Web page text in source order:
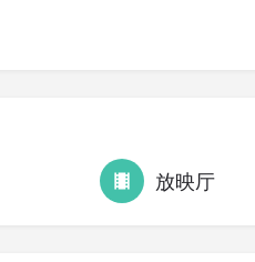
放映厅